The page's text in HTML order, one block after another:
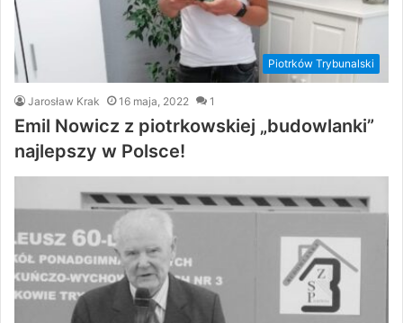
Piotrków Trybunalski
Jarosław Krak 16 maja, 2022 1
Emil Nowicz z piotrkowskiej „budowlanki”
najlepszy w Polsce!